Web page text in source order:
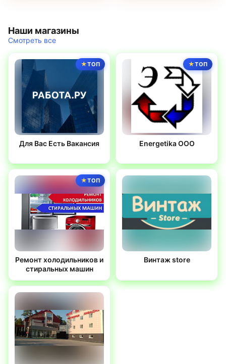
Наши магазины
Смотреть все
ТОП
Для Вас Есть Вакансия
ТОП
Energetika OOO
ТОП
Ремонт холодильников и
стиральных машин
Винтаж store